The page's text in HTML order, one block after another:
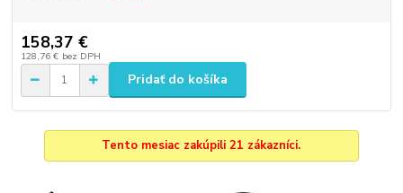
158,37 €
128,76 € bez DPH
Pridať do košíka
Tento mesiac zakúpili 21 zákazníci.